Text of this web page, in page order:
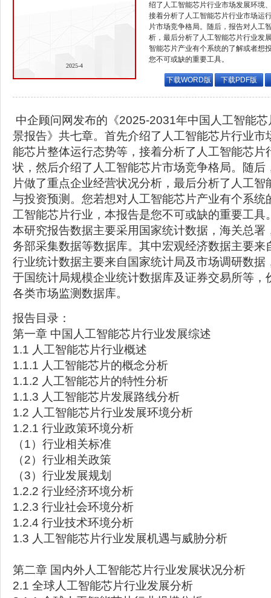
2025-4
绍了人工智能芯片行业市场发展环境
接着分析了人工智能芯片行业市场运
片市场竞争格局。随后，报告对人工
析，最后分析了人工智能芯片行业发
智能芯片产业有个系统的了解或者想
您不可或缺的重要工具。
下载WORD版 下载PDF版
中企顾问网发布的《2025-2031年中国人工智能
景报告》共七章。首先介绍了人工智能芯片行业市
能芯片整体运行态势等，接着分析了人工智能芯片
状，然后介绍了人工智能芯片市场竞争格局。随后
片做了重点企业经营状况分析，最后分析了人工智
与投资预测。您若想对人工智能芯片产业有个系统
工智能芯片行业，本报告是您不可或缺的重要工具
本研究报告数据主要采用国家统计数据，海关总署
务部采集数据等数据库。其中宏观经济数据主要来
行业统计数据主要来自国家统计局及市场调研数据
于国统计局规模企业统计数据库及证券交易所等，
各类市场监测数据库。
报告目录：
第一章 中国人工智能芯片行业发展综述
1.1 人工智能芯片行业概述
1.1.1 人工智能芯片的概念分析
1.1.2 人工智能芯片的特性分析
1.1.3 人工智能芯片发展路线分析
1.2 人工智能芯片行业发展环境分析
1.2.1 行业政策环境分析
（1）行业相关标准
（2）行业相关政策
（3）行业发展规划
1.2.2 行业经济环境分析
1.2.3 行业社会环境分析
1.2.4 行业技术环境分析
1.3 人工智能芯片行业发展机遇与威胁分析
第二章 国内外人工智能芯片行业发展状况分析
2.1 全球人工智能芯片行业发展分析